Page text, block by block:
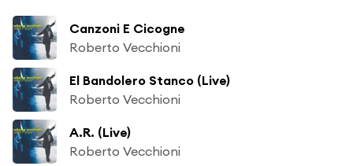
Canzoni E Cicogne
Roberto Vecchioni
El Bandolero Stanco (Live)
Roberto Vecchioni
A.R. (Live)
Roberto Vecchioni